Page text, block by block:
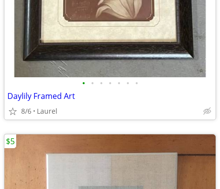
• • • • • • •
Daylily Framed Art
8/6 Laurel
$5